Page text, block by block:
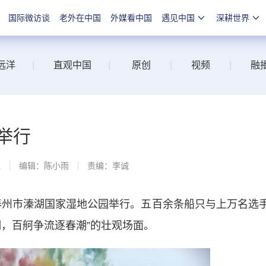
国际微访谈 老外在中国 外媒看中国 遇见中国 深耕世界
洋 直观中国 原创 视频 融
行
编辑：陈小雨 责编：李诚
溱湖国家湿地公园举行。五百余条船只与上万名选
百舸争流逐春潮”的壮观场面。